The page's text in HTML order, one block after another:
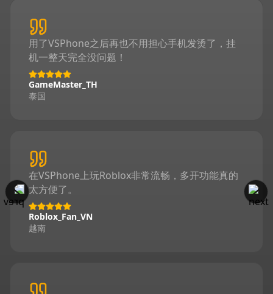
用了VSPhone之后再也不用担心手机发烫了，挂
机一整天完全没问题！
GameMaster_TH
泰国
在VSPhone上玩Roblox非常流畅，多开功能真的
太方便了。
Roblox_Fan_VN
越南